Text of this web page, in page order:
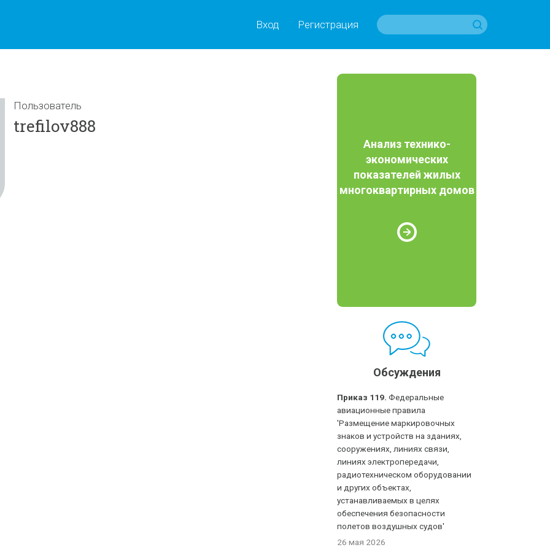
Вход Регистрация
Пользователь
trefilov888
Анализ технико-
экономических
показателей жилых
многоквартирных домов
Обсуждения
Приказ 119. Федеральные
авиационные правила
'Размещение маркировочных
знаков и устройств на зданиях,
сооружениях, линиях связи,
линиях электропередачи,
радиотехническом оборудовании
и других объектах,
устанавливаемых в целях
обеспечения безопасности
полетов воздушных судов'
26 мая 2026